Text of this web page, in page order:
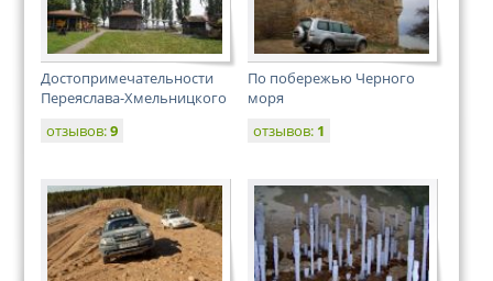
Достопримечательности
Переяслава-Хмельницкого
отзывов:9
По побережью Черного
моря
отзывов: 1